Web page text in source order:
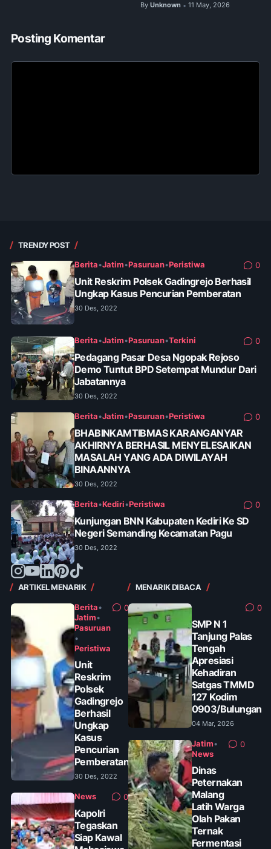
By Unknown • 11 May, 2026
Posting Komentar
TRENDY POST
Berita•Jatim•Pasuruan•Peristiwa 0
Unit Reskrim Polsek Gadingrejo Berhasil
Ungkap Kasus Pencurian Pemberatan
30 Des, 2022
Berita•Jatim•Pasuruan•Terkini 0
Pedagang Pasar Desa Ngopak Rejoso
Demo Tuntut BPD Setempat Mundur Dari
Jabatannya
30 Des, 2022
Berita•Jatim•Pasuruan•Peristiwa 0
BHABINKAMTIBMAS KARANGANYAR
AKHIRNYA BERHASIL MENYELESAIKAN
MASALAH YANG ADA DIWILAYAH
BINAANNYA
30 Des, 2022
Berita•Kediri•Peristiwa 0
Kunjungan BNN Kabupaten Kediri Ke SD
Negeri Semanding Kecamatan Pagu
30 Des, 2022
ARTIKEL MENARIK
Berita•
Jatim•
Pasuruan
•
Peristiwa
0
Unit
Reskrim
Polsek
Gadingrejo
Berhasil
Ungkap
Kasus
Pencurian
Pemberatan
30 Des, 2022
News 0
Kapolri
Tegaskan
Siap Kawal
MENARIK DIBACA
0
SMP N 1
Tanjung Palas
Tengah
Apresiasi
Kehadiran
Satgas TMMD
127 Kodim
0903/Bulungan
04 Mar, 2026
Jatim•
News
0
Dinas
Peternakan
Malang
Latih Warga
Olah Pakan
Ternak
Fermentasi